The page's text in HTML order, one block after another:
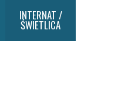
INTERNAT /
ŚWIETLICA